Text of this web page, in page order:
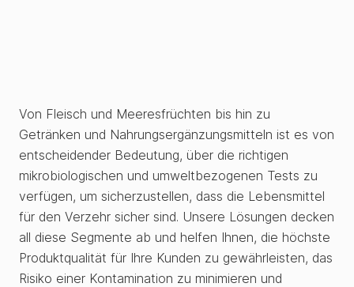
Von Fleisch und Meeresfrüchten bis hin zu
Getränken und Nahrungsergänzungsmitteln ist es von
entscheidender Bedeutung, über die richtigen
mikrobiologischen und umweltbezogenen Tests zu
verfügen, um sicherzustellen, dass die Lebensmittel
für den Verzehr sicher sind. Unsere Lösungen decken
all diese Segmente ab und helfen Ihnen, die höchste
Produktqualität für Ihre Kunden zu gewährleisten, das
Risiko einer Kontamination zu minimieren und